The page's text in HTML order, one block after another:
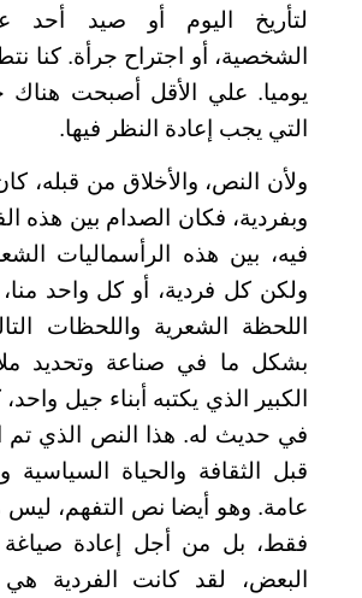
لتأريخ اليوم أو صيد أحد
الشخصية، أو اجتراح جرأة. كنا
يوميا. علي الأقل أصبحت هناك
التي يجب إعادة النظر فيها.
ولأن النص، والأخلاق من قبله،
وبفردية، فكان الصدام بين هذه
فيه، بين هذه الرأسماليات
ولكن كل فردية، أو كل واحد
اللحظة الشعرية واللحظات
بشكل ما في صناعة وتحديد
الكبير الذي يكتبه أبناء جيل
في حديث له. هذا النص الذي تم
قبل الثقافة والحياة السياسية
عامة. وهو أيضا نص التفهم،
فقط، بل من أجل إعادة صياغة
البعض، لقد كانت الفردية هي